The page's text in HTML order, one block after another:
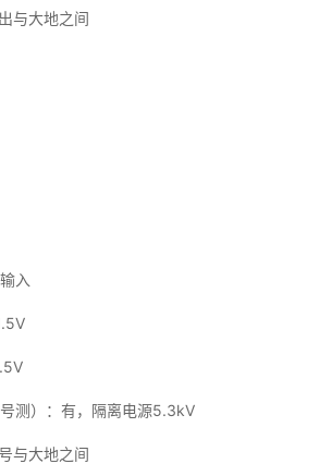
与大地之间
入
测）：有，隔离电源5.3kV
与大地之间